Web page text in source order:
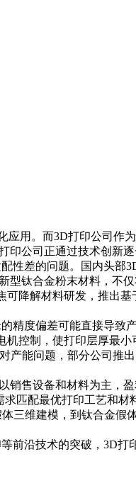
用。而3D打印公司作
公司正通过技术创新
性差的问题。国内头部
钛合金粉末材料，不
降解材料研发，推出
精度偏差可能直接导致
控制，使打印层厚最
产能问题，部分公司推
销售设备和材料为主，
匹配最优打印工艺和
三维建模，到钛合金假
前沿技术的突破，3D